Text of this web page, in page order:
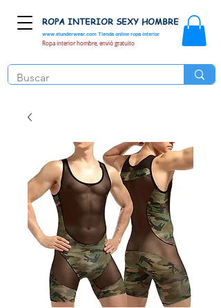
www.elunderwear.com Tienda online ropa interior
ROPA INTERIOR SEXY HOMBRE
Ropa interior hombre, envió gratuito